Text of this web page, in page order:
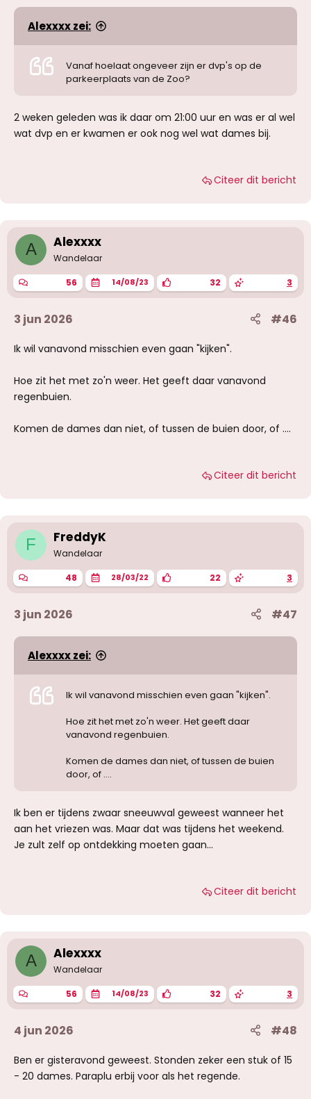
Alexxxx zei:
Vanaf hoelaat ongeveer zijn er dvp's op de
parkeerplaats van de Zoo?
2 weken geleden was ik daar om 21:00 uur en was er al wel
wat dvp en er kwamen er ook nog wel wat dames bij.
Citeer dit bericht
A Alexxxx
Wandelaar
56 14/08/23 32 3
3 jun 2026 #46
Ik wil vanavond misschien even gaan "kijken".
Hoe zit het met zo'n weer. Het geeft daar vanavond
regenbuien.
Komen de dames dan niet, of tussen de buien door, of ....
Citeer dit bericht
F FreddyK
Wandelaar
48 28/03/22 22 3
3 jun 2026 #47
Alexxxx zei:
Ik wil vanavond misschien even gaan "kijken".
Hoe zit het met zo'n weer. Het geeft daar
vanavond regenbuien.
Komen de dames dan niet, of tussen de buien
door, of ....
Ik ben er tijdens zwaar sneeuwval geweest wanneer het
aan het vriezen was. Maar dat was tijdens het weekend.
Je zult zelf op ontdekking moeten gaan...
Citeer dit bericht
A Alexxxx
Wandelaar
56 14/08/23 32 3
4 jun 2026 #48
Ben er gisteravond geweest. Stonden zeker een stuk of 15
- 20 dames. Paraplu erbij voor als het regende.